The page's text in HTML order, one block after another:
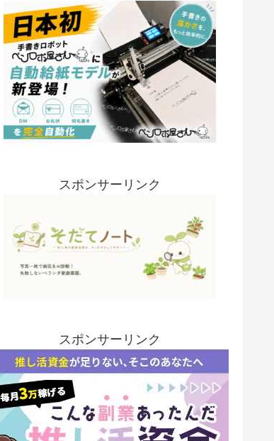
スポンサーリンク
スポンサーリンク